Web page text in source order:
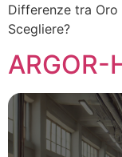
Differenze tra
Scegliere?
ARGOR-